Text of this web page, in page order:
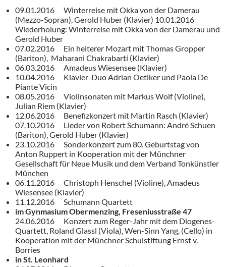
09.01.2016 Winterreise mit Okka von der Damerau
(Mezzo-Sopran), Gerold Huber (Klavier) 10.01.2016
Wiederholung: Winterreise mit Okka von der Damerau und
Gerold Huber
07.02.2016 Ein heiterer Mozart mit Thomas Gropper
(Bariton), Maharani Chakrabarti (Klavier)
06.03.2016 Amadeus Wiesensee (Klavier)
10.04.2016 Klavier-Duo Adrian Oetiker und Paola De
Piante Vicin
08.05.2016 Violinsonaten mit Markus Wolf (Violine),
Julian Riem (Klavier)
12.06.2016 Benefizkonzert mit Martin Rasch (Klavier)
07.10.2016 Lieder von Robert Schumann: André Schuen
(Bariton), Gerold Huber (Klavier)
23.10.2016 Sonderkonzert zum 80. Geburtstag von
Anton Ruppert in Kooperation mit der Münchner
Gesellschaft für Neue Musik und dem Verband Tonkünstler
München
06.11.2016 Christoph Henschel (Violine), Amadeus
Wiesensee (Klavier)
11.12.2016 Schumann Quartett
im Gynmasium Obermenzing, Freseniusstraße 47
24.06.2016 Konzert zum Reger-Jahr mit dem Diogenes-
Quartett, Roland Glassl (Viola), Wen-Sinn Yang, (Cello) in
Kooperation mit der Münchner Schulstiftung Ernst v.
Borries
in St. Leonhard